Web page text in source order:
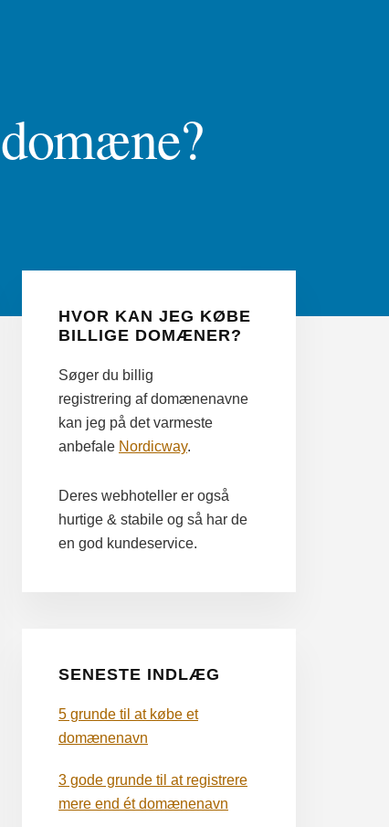
Sidebar
HVOR KAN JEG KØBE
BILLIGE DOMÆNER?
Søger du billig
registrering af domænenavne
kan jeg på det varmeste
anbefale Nordicway.
Deres webhoteller er også
hurtige & stabile og så har de
en god kundeservice.
SENESTE INDLÆG
5 grunde til at købe et
domænenavn
3 gode grunde til at registrere
mere end ét domænenavn